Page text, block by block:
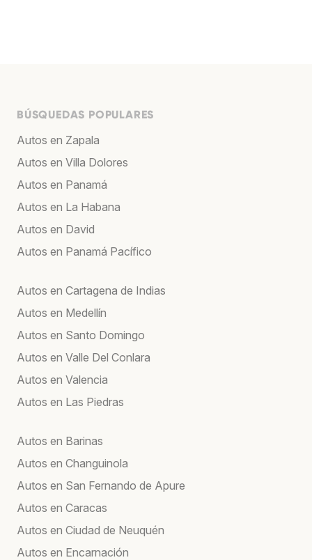
BÚSQUEDAS POPULARES
Autos en Zapala
Autos en Villa Dolores
Autos en Panamá
Autos en La Habana
Autos en David
Autos en Panamá Pacífico
Autos en Cartagena de Indias
Autos en Medellín
Autos en Santo Domingo
Autos en Valle Del Conlara
Autos en Valencia
Autos en Las Piedras
Autos en Barinas
Autos en Changuinola
Autos en San Fernando de Apure
Autos en Caracas
Autos en Ciudad de Neuquén
Autos en Encarnación